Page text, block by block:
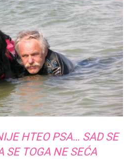
HTEO PSA… SAD SE
SE TOGA NE SEĆA